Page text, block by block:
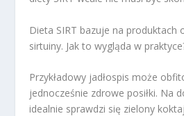
Dieta SIRT bazuje na produktach
sirtuiny. Jak to wygląda w
Przykładowy jadłospis może
jednocześnie zdrowe posiłki. Na
idealnie sprawdzi się zielony